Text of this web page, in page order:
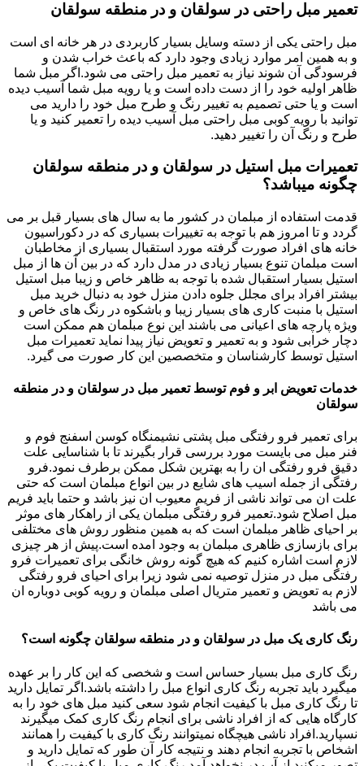
تعمیر مبل راحتی در سولقان و در منطقه سولقان
مبل راحتی یکی از دسته وسایل بسیار کاربردی در هر خانه ای است
و به همین امر موارد زیادی وجود دارد که باعث خراب شدن و
فرسودگی آن شوند نیاز به تعمیر مبل راحتی می شود.اگر مبل شما
ظاهر اولیه خود را از دست داده است و یا رویه مبل شما آسیب دیده
است و یا حتی تصمیم به تغییر رنگ و طرح مبل خود را دارید می
توانید با رویه کوبی مبل راحتی مبل آسیب دیده را تعمیر کنید و یا
طرح و رنگ آن را تغییر دهید.
تعمیرات مبل استیل در سولقان و در منطقه سولقان
چگونه میباشد؟
قدمت استفاده از مبلمان در کشور ما به سال های بسیار قبل بر می
گردد و تا امروز هم با توجه به تغییرات بسیاری که در دکوراسیون
خانه های افراد صورت گرفته مورد استقبال بسیاری از مخاطبان
است مبلمان تنوع بسیار زیادی در مدل دارد که در بین آن ها از مبل
استیل بسیار استقبال شده با توجه به ظاهر خاص و زیبا مبل استیل
بیشتر افراد برای مجلل جلوه دادن منزل خود به دنبال خرید مبل
استیل با منبت کاری های بسیار زیبا و باشکوه در رنگ های خاص و
ویژه پارچه های اعیانی می باشند این نوع مبلمان هم ممکن است
دچار خرابی شود و به تعمیر و تعویض نیاز پیدا نماید تعمیرات مبل
استیل توسط کارشناسان و متخصصین این کار صورت می گیرد.
خدمات تعویض ابر و فوم توسط تعمیر مبل در سولقان و در منطقه
سولقان
برای تعمیر فرو رفتگی مبل پشتی نشیمنگاه کوسن اسفنج فوم و
فنر مبل می بایست مورد بررسی قرار بگیرند تا با شناسایی علت
دقیق فرو رفتگی ان را به بهترین شکل ممکن برطرف نمود.فرو
رفتگی از جمله اسیب های شایع در بین انواع مبلمان است که حتی
علت ان می تواند ناشی از فریم معیوب ان نیز باشد و حتما باید فریم
مبل اصلاح شود.تعمیر فرو رفتگی مبلمان یکی از راهکار های موثر
بر احیای ظاهر مبلمان است که به همین منظور روش های مختلفی
برای بازسازی ظاهری مبلمان به وجود امده است.پیش از هر چیزی
لازم است اشاره کنیم که هیچ گونه روش خانگی برای تعمیرات فرو
رفتگی مبل در منزل توصیه نمی شود زیرا برای احیای فرو رفتگی
لازم به تعویض و تعمیر متریال اصلی مبلمان و رویه کوبی دوباره ان
می باشد
رنگ کاری یک مبل در سولقان و در منطقه سولقان چگونه است؟
رنگ کاری مبل بسیار حساس است و شخصی که این کار را بر عهده
میگیرد باید تجربه رنگ کاری انواع مبل را داشته باشد.اگر تمایل دارید
تا رنگ کاری مبل با کیفیت انجام شود سعی کنید مبل های خود را به
کارگاه هایی که از افراد ناشی برای انجام رنگ کاری کمک میگیرند
نسپارید.افراد ناشی هیچگاه نمیتوانند رنگ کاری با کیفیت را همانند
اشخاص با تجربه انجام دهند و نتیجه کار آن طور که تمایل دارید و